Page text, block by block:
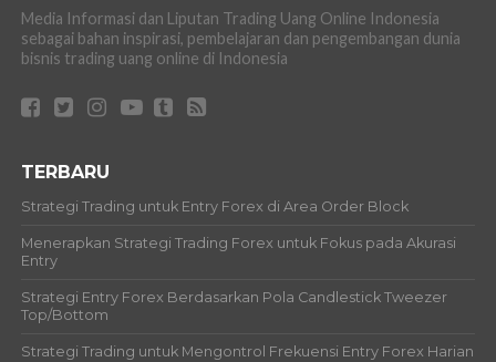
Media Informasi dan Liputan Trading Uang Online Indonesia
sebagai bahan inspirasi, pembelajaran dan pengembangan dunia
bisnis trading uang online di Indonesia
TERBARU
Strategi Trading untuk Entry Forex di Area Order Block
Menerapkan Strategi Trading Forex untuk Fokus pada Akurasi
Entry
Strategi Entry Forex Berdasarkan Pola Candlestick Tweezer
Top/Bottom
Strategi Trading untuk Mengontrol Frekuensi Entry Forex Harian